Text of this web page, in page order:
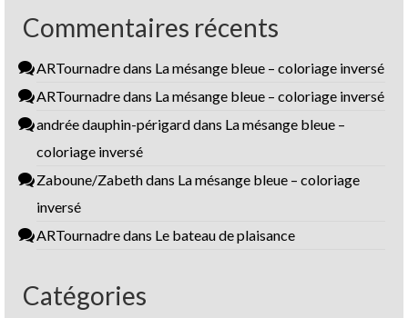
Commentaires récents
ARTournadredans La mésange bleue – coloriage inversé
ARTournadredans La mésange bleue – coloriage inversé
andrée dauphin-périgarddans La mésange bleue –
coloriage inversé
Zaboune/Zabethdans La mésange bleue – coloriage
inversé
ARTournadredans Le bateau de plaisance
Catégories